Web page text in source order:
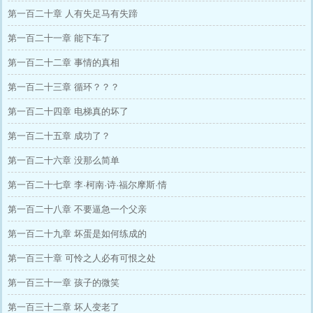
第一百二十章 人有失足马有失蹄
第一百二十一章 能下车了
第一百二十二章 事情的真相
第一百二十三章 循环？？？
第一百二十四章 电梯真的坏了
第一百二十五章 成功了？
第一百二十六章 没那么简单
第一百二十七章 李·柯南·诗·福尔摩斯·情
第一百二十八章 不要逼急一个父亲
第一百二十九章 坏蛋是如何练成的
第一百三十章 可怜之人必有可恨之处
第一百三十一章 孩子的微笑
第一百三十二章 坏人变老了